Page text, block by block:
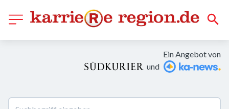
Ein Angebot von
und